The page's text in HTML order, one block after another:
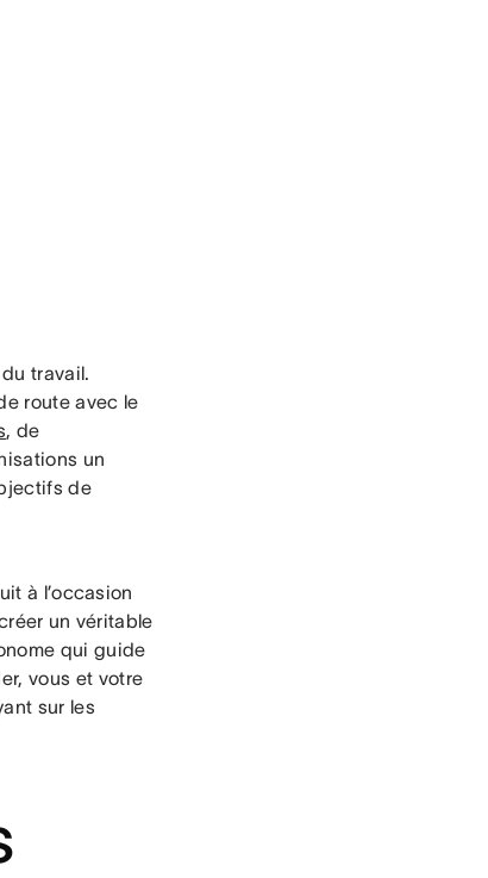
travail.
route avec le
, de
un
de
à l’occasion
un véritable
qui guide
vous et votre
sur les